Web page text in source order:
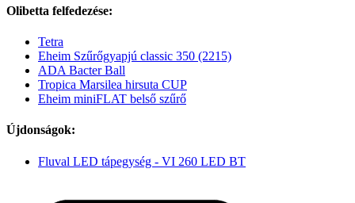
Olibetta felfedezése:
Tetra
Eheim Szűrőgyapjú classic 350 (2215)
ADA Bacter Ball
Tropica Marsilea hirsuta CUP
Eheim miniFLAT belső szűrő
Újdonságok:
Fluval LED tápegység - VI 260 LED BT